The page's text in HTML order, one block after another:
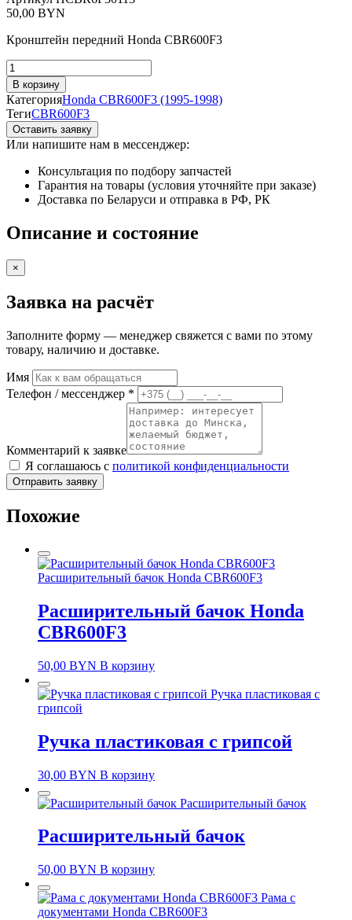
50,00 BYN
Кронштейн передний Honda CBR600F3
Количество
товара
Кронштейн
передний
Honda
CBR600F3
В корзину
КатегорияHonda CBR600F3 (1995-1998)
ТегиCBR600F3
Оставить заявку
Или напишите нам в мессенджер:
Консультация по подбору запчастей
Гарантия на товары (условия уточняйте при заказе)
Доставка по Беларуси и отправка в РФ, РК
Описание и состояние
×
Заявка на расчёт
Заполните форму — менеджер свяжется с вами по этому
товару, наличию и доставке.
Имя
Телефон / мессенджер *
Комментарий к заявке
Я соглашаюсь с политикой конфиденциальности
Отправить заявку
Похожие
Расширительный бачок Honda CBR600F3
Расширительный бачок Honda
CBR600F3
50,00 BYN В корзину
Ручка пластиковая с
грипсой
Ручка пластиковая с грипсой
30,00 BYN В корзину
Расширительный бачок
Расширительный бачок
50,00 BYN В корзину
Рама с
документами Honda CBR600F3